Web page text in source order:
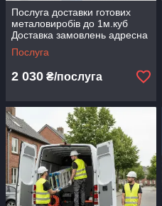
розкрій за розмірами
зачистка, зняття фаски
розрахунок навантажень
✅Металоконструкції
виготовлення меблів у
інтер’єрні та технічні
опори, стійки, рами,
сталеві перегородки та
Послуга доставки готових
металовиробів до 1м.куб
Доставка замовлень адресна
Послуга
2 030 ₴/послуга